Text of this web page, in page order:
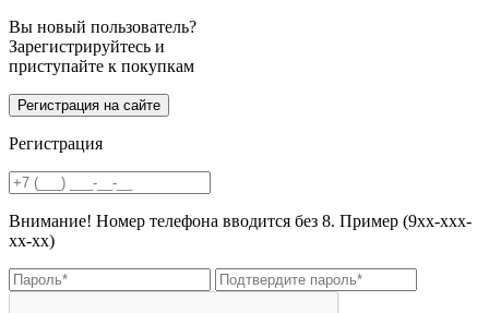
Вы новый пользователь?
Зарегистрируйтесь и
приступайте к покупкам
Регистрация
Внимание! Номер телефона вводится без 8. Пример (9хх-ххх-
хх-хх)